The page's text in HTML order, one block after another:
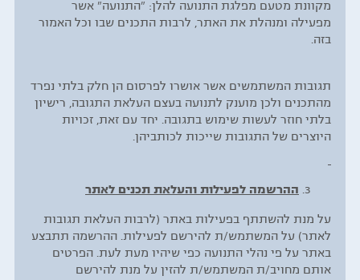
מקוונת מטעם מפלגת התנועה להלן: "התנועה" אשר
מפעילה ומנהלת את האתר, לרבות התכנים שבו וכל האמור
בזה.
תגובות המשתמשים אשר אושרו לפרסום הן חלק בלתי נפרד
מהתכנים ולכן מוענק לתנועה בעצם העלאת התגובה, רישיון
בלתי חוזר לעשות שימוש בתגובה. יחד עם זאת, זכויות
היוצרים של התגובות שייכות לכותביהן.
ההרשמה לפעילות והעלאת תכנים לאתר
על מנת להשתתף בפעילות באתר (לרבות העלאת תגובות
לאתר) על המשתמש/ת להירשם לפעילות. ההרשמה תתבצע
באתר על פי נהלי התנועה כפי שיהיו מעת לעת. הפרטים
אותם מחויב/ת המשתמש/ת להזין על מנת להירשם